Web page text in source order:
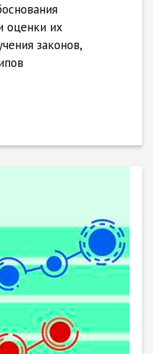
оценки их
законов,